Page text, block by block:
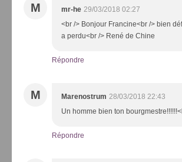
M mr-he 29/03/2018 02:27
<br /> Bonjour Francine<br /> bien
a perdu<br /> René de Chine
Répondre
M Marenostrum 28/03/2018 22:43
Un homme bien ton
Répondre